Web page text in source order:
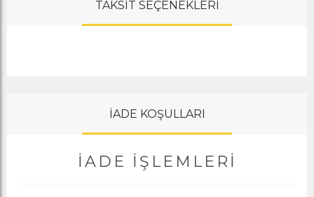
TAKSİT SEÇENEKLERİ
İADE KOŞULLARI
İADE İŞLEMLERI